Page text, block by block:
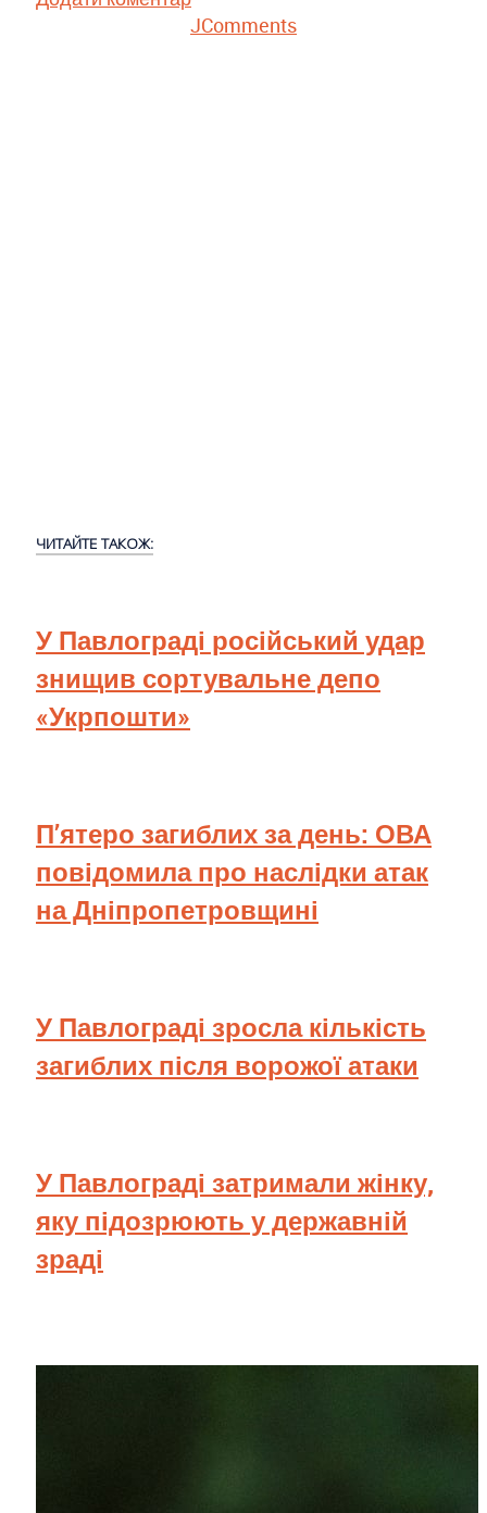
JComments
ЧИТАЙТЕ ТАКОЖ:
У Павлограді російський удар
знищив сортувальне депо
«Укрпошти»
П’ятеро загиблих за день: ОВА
повідомила про наслідки атак
на Дніпропетровщині
У Павлограді зросла кількість
загиблих після ворожої атаки
У Павлограді затримали жінку,
яку підозрюють у державній
зраді